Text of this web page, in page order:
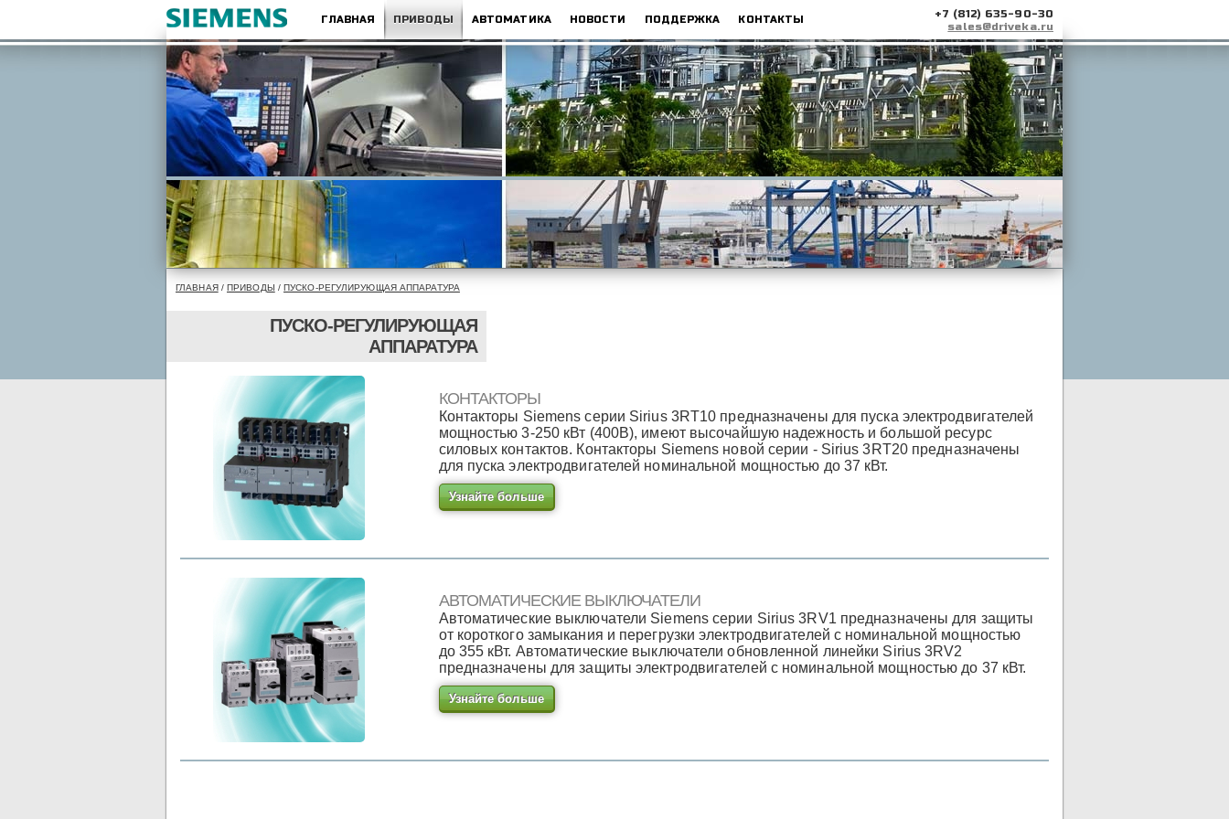
ГЛАВНАЯ ПРИВОДЫ АВТОМАТИКА НОВОСТИ ПОДДЕРЖКА КОНТАКТЫ
+7 (812) 635-90-30
sales@driveka.ru
ГЛАВНАЯ/ПРИВОДЫ /ПУСКО-РЕГУЛИРУЮЩАЯ АППАРАТУРА
ПУСКО-РЕГУЛИРУЮЩАЯ
АППАРАТУРА
КОНТАКТОРЫ
Контакторы Siemens серии Sirius 3RT10 предназначены для пуска электродвигателей
мощностью 3-250 кВт (400В), имеют высочайшую надежность и большой ресурс
силовых контактов. Контакторы Siemens новой серии - Sirius 3RT20 предназначены
для пуска электродвигателей номинальной мощностью до 37 кВт.
Узнайте больше
АВТОМАТИЧЕСКИЕ ВЫКЛЮЧАТЕЛИ
Автоматические выключатели Siemens серии Sirius 3RV1 предназначены для защиты
от короткого замыкания и перегрузки электродвигателей с номинальной мощностью
до 355 кВт. Автоматические выключатели обновленной линейки Sirius 3RV2
предназначены для защиты электродвигателей с номинальной мощностью до 37 кВт.
Узнайте больше